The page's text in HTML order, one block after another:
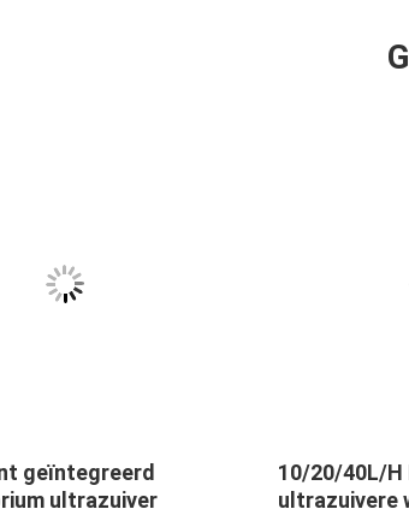
geïntegreerd
ultrazuiver
10/20/40L/H
ultrazuivere